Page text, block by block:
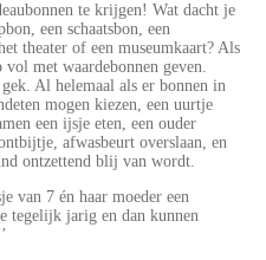
te krijgen! Wat dacht je
een schaatsbon, een
theater of een museumkaart? Als
met waardebonnen geven.
Al helemaal als er bonnen in
mogen kiezen, een uurtje
een ijsje eten, een ouder
afwasbeurt overslaan, en
ontzettend blij van wordt.
van 7 én haar moeder een
tegelijk jarig en dan kunnen